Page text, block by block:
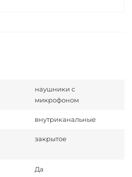
наушники с
микрофоном
внутриканальные
закрытое
Да